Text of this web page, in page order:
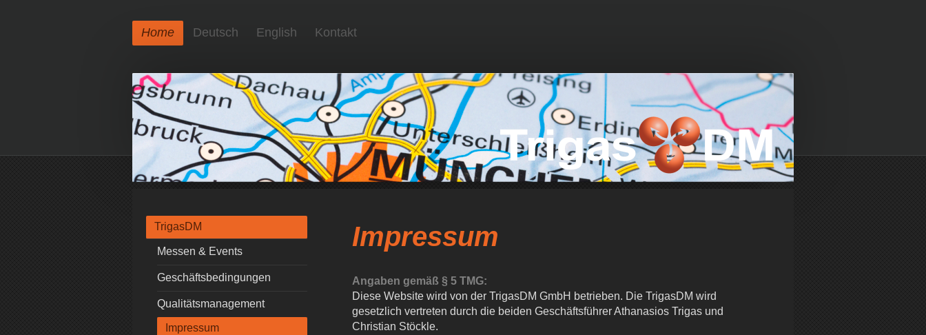
Home Deutsch English Kontakt
Impressum
Angaben gemäß § 5 TMG:
Diese Website wird von der TrigasDM GmbH betrieben. Die TrigasDM wird
gesetzlich vertreten durch die beiden Geschäftsführer Athanasios Trigas und
Christian Stöckle.
TrigasDM
Messen & Events
Geschäftsbedingungen
Qualitätsmanagement
Impressum